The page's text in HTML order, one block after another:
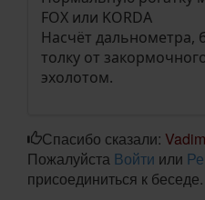
FOX или KORDA
Насчёт дальнометра,
толку от
эхолотом.
Спасибо сказали: Vadim
Пожалуйста Войти или
присоединиться к беседе.